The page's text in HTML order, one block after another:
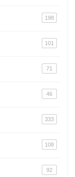
198
101
71
46
333
108
92